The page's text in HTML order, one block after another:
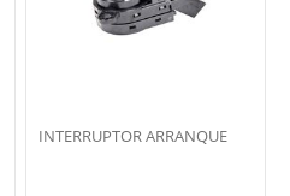
INTERRUPTOR ARRANQUE